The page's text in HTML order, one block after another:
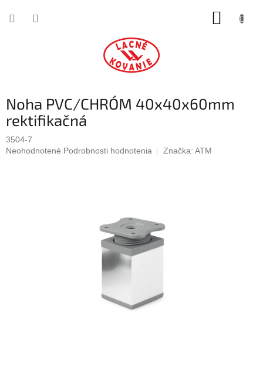
Noha PVC/CHRÓM 40x40x60mm
rektifikačná
3504-7
Priemerné
Neohodnotené Podrobnosti hodnotenia Značka: ATM